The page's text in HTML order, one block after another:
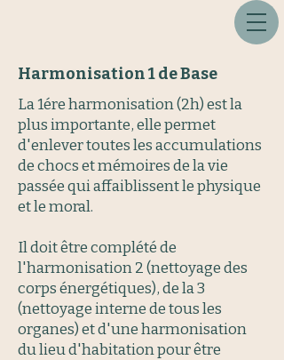
Harmonisation 1 de Base
La 1ére harmonisation (2h) est la
plus importante, elle permet
d'enlever toutes les accumulations
de chocs et mémoires de la vie
passée qui affaiblissent le physique
et le moral.
Il doit être complété de
l'harmonisation 2 (nettoyage des
corps énergétiques), de la 3
(nettoyage interne de tous les
organes) et d'une harmonisation
du lieu d'habitation pour être